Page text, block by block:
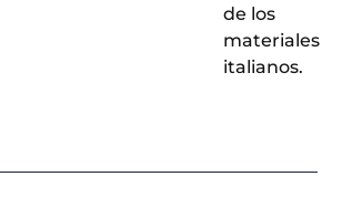
de los
materiales
italianos.